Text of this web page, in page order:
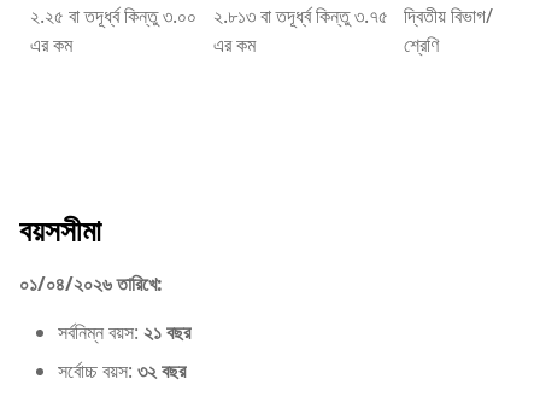
২.২৫ বা তদূর্ধ্ব কিন্তু ৩.০০
এর কম
২.৮১৩ বা তদূর্ধ্ব কিন্তু ৩.৭৫
এর কম
দ্বিতীয় বিভাগ/
শ্রেণি
বয়সসীমা
০১/০৪/২০২৬ তারিখে:
সর্বনিম্ন বয়স: ২১ বছর
সর্বোচ্চ বয়স: ৩২ বছর